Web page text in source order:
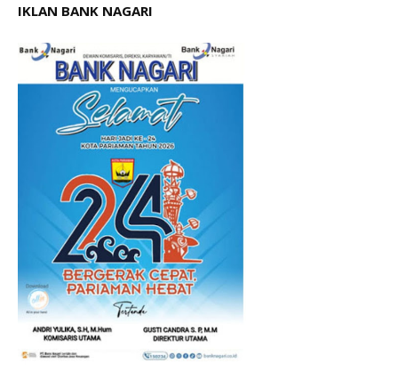
IKLAN BANK NAGARI